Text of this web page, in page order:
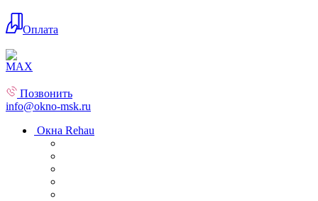
Оплата
Позвонить
info@okno-msk.ru
Окна Rehau